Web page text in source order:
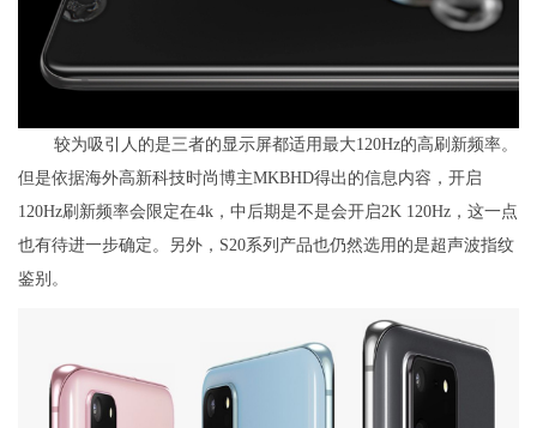
较为吸引人的是三者的显示屏都适用最大120Hz的高刷新频率。
但是依据海外高新科技时尚博主MKBHD得出的信息内容，开启
120Hz刷新频率会限定在4k，中后期是不是会开启2K 120Hz，这一点
也有待进一步确定。另外，S20系列产品也仍然选用的是超声波指纹
鉴别。